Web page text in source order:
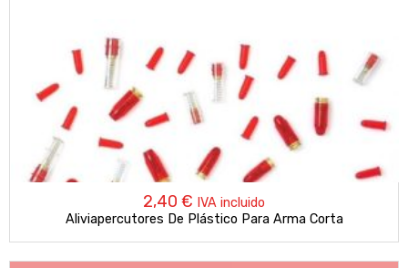
hasta
33,35 €
2,40 € IVA incluido
Aliviapercutores De Plástico Para Arma Corta